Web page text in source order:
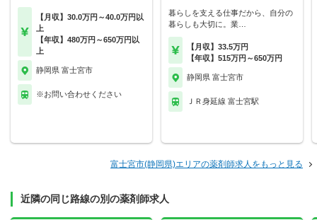
【月収】30.0万円～40.0万円以
上
【年収】480万円～650万円以
上
静岡県 富士宮市
※お問い合わせください
暮らしを支える仕事だから、自分の
暮らしも大切に。業…
【月収】33.5万円
【年収】515万円～650万円
静岡県 富士宮市
ＪＲ身延線 富士宮駅
富士宮市(静岡県)エリアの薬剤師求人をもっと見る
近隣の同じ路線の別の薬剤師求人